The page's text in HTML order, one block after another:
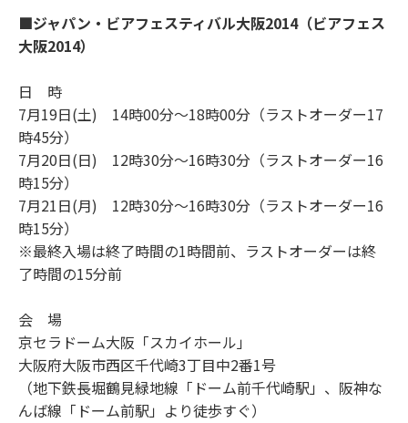
■ジャパン・ビアフェスティバル大阪2014（ビアフェス
大阪2014）
日 時
7月19日(土) 14時00分～18時00分（ラストオーダー17
時45分）
7月20日(日) 12時30分～16時30分（ラストオーダー16
時15分）
7月21日(月) 12時30分～16時30分（ラストオーダー16
時15分）
※最終入場は終了時間の1時間前、ラストオーダーは終
了時間の15分前
会 場
京セラドーム大阪「スカイホール」
大阪府大阪市西区千代崎3丁目中2番1号
（地下鉄長堀鶴見緑地線「ドーム前千代崎駅」、阪神な
んば線「ドーム前駅」より徒歩すぐ）